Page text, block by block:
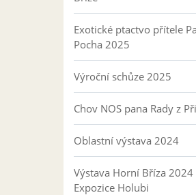
Exotické ptactvo přítele
Pocha 2025
Výroční schůze 2025
Chov NOS pana Rady z
Oblastní výstava 2024
Výstava Horní Bříza 2024
Expozice Holubi